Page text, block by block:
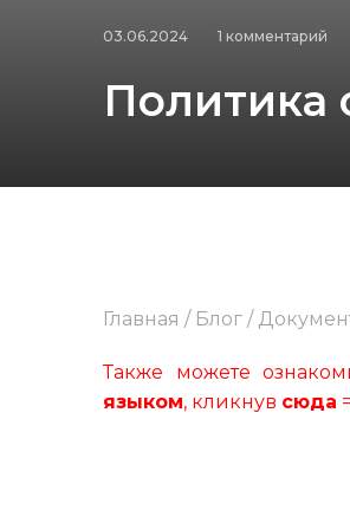
03.06.2024 1 комментарий
Политика
Главная / Блог /
Также можете
языком, кликнув сюда